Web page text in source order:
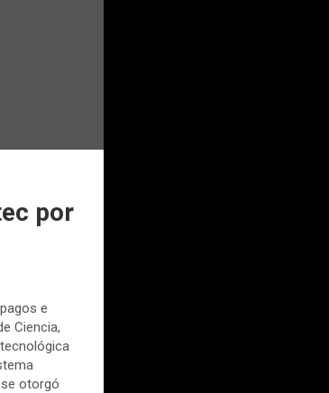
por
e
Ciencia,
otorgó